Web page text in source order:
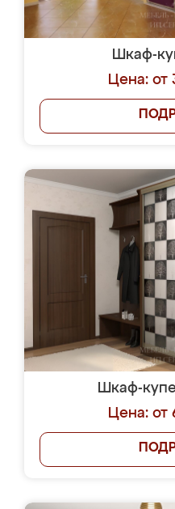
Шкаф-
Цена: от
Шкаф-
Цена: от